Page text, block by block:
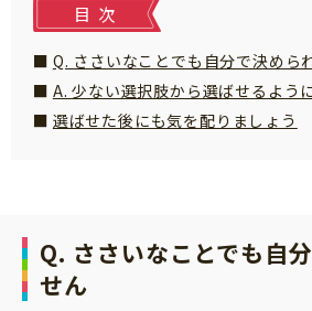
「こそだてまっぷ」とは
目次
Q. ささいなことでも自分で決めら
A. 少ない選択肢から選ばせるよう
選ばせた後にも気を配りましょう
Q. ささいなことでも自
せん